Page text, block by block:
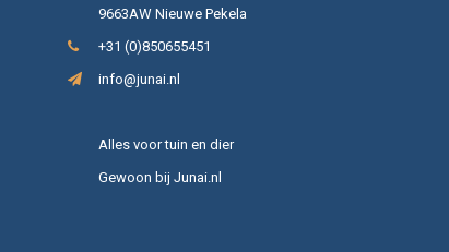
9663AW Nieuwe Pekela
+31 (0)850655451
info@junai.nl
Alles voor tuin en dier
Gewoon bij Junai.nl